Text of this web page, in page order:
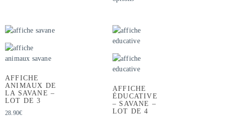
AFFICHE
ANIMAUX DE
LA SAVANE –
LOT DE 3
28.90€
AFFICHE
ÉDUCATIVE
– SAVANE –
LOT DE 4